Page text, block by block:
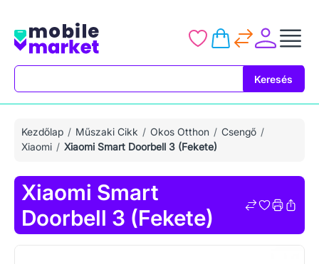
Keresés
Kezdőlap Műszaki Cikk Okos Otthon
Csengő
Xiaomi
Xiaomi Smart Doorbell 3 (Fekete)
Xiaomi Smart
Doorbell 3 (Fekete)